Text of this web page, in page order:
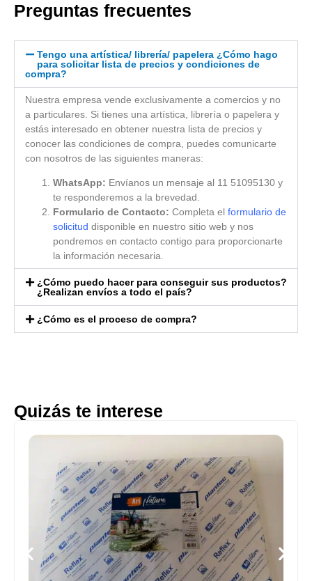
Preguntas frecuentes
Tengo una artística/ librería/ papelera ¿Cómo hago
para solicitar lista de precios y condiciones de
compra?
Nuestra empresa vende exclusivamente a comercios y no
a particulares. Si tienes una artística, librería o papelera y
estás interesado en obtener nuestra lista de precios y
conocer las condiciones de compra, puedes comunicarte
con nosotros de las siguientes maneras:
WhatsApp: Envíanos un mensaje al 11 51095130 y
te responderemos a la brevedad.
Formulario de Contacto: Completa el formulario de
solicitud disponible en nuestro sitio web y nos
pondremos en contacto contigo para proporcionarte
la información necesaria.
¿Cómo puedo hacer para conseguir sus productos?
¿Realizan envíos a todo el país?
¿Cómo es el proceso de compra?
Quizás te interese